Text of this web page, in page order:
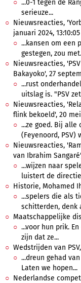
...0-1 tegen de
serieuze...
Nieuwsreacties,
januari 2024, 13:10:05
...kansen om een
gestegen, zou
Nieuwsreacties,
Bakayoko', 27
...rust
uitslag is. "PSV
Nieuwsreacties,
flink bekoeld', 20 mei
...ze goed. Bij alle
(Feyenoord, PSV)
Nieuwsreacties,
van Ibrahim
...wijzen naar
luistert de
Historie, Mohamed
...spelers die als
schitterden, denk
Maatschappelijke
...voor hun prik.
zijn dat ze...
Wedstrijden van
...dreun gehad
Laten we hopen...
Nederlandse